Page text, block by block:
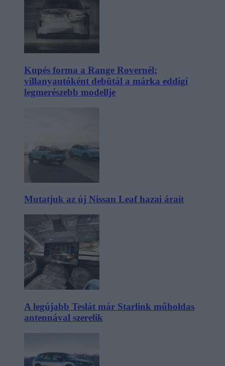
Kupés forma a Range Rovernél:
villanyautóként debütál a márka eddigi
legmerészebb modellje
Mutatjuk az új Nissan Leaf hazai árait
A legújabb Teslát már Starlink műholdas
antennával szerelik